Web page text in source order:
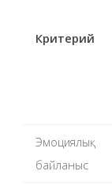
Критерий
Эмоциялық
байланыс